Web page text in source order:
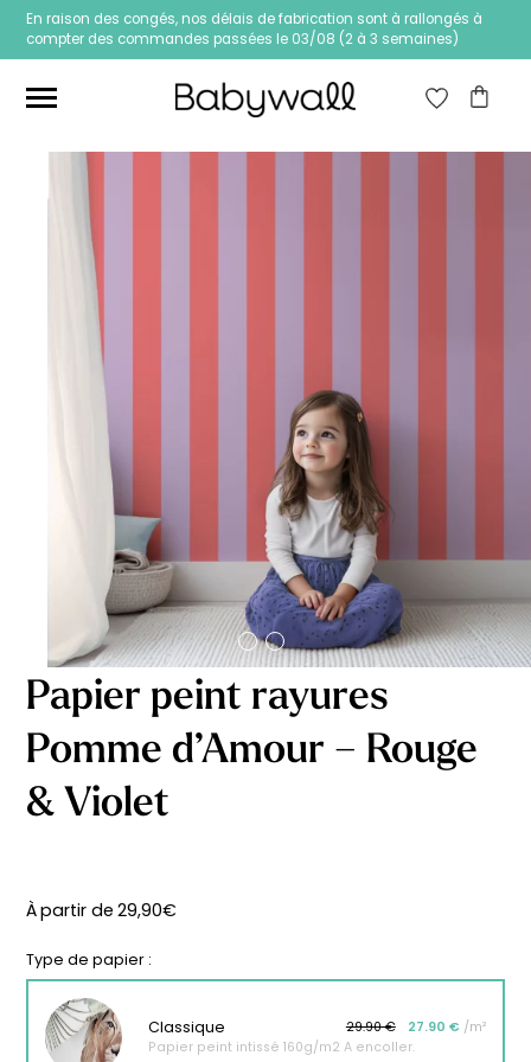
En raison des congés, nos délais de fabrication sont à rallongés à
compter des commandes passées le 03/08 (2 à 3 semaines)
Ces articles peuvent aussi vous intéresser
Papier peint Fleurs
délicates
À partir
€
Papier peint jungle
beige
À partir
de
29,90€
Affiche bébé Mes
Affiche personnalisée
Papier peint rayures
Pomme d’Amour – Rouge
& Violet
À partir de29,90€
Type de papier :
Classique 29.90 € 27.90 € /m²
Papier peint intissé 160g/m2 A encoller.